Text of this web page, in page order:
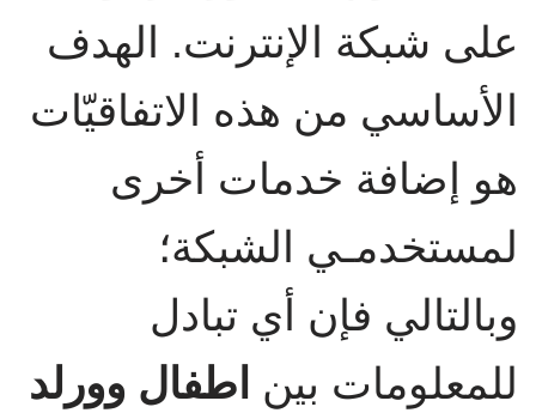
على شبكة الإنترنت. الهدف
الأساسي من هذه الاتفاقيّات
هو إضافة خدمات أخرى
لمستخدمـي الشبكة؛
وبالتالي فإن أي تبادل
للمعلومات بين اطفال وورلد